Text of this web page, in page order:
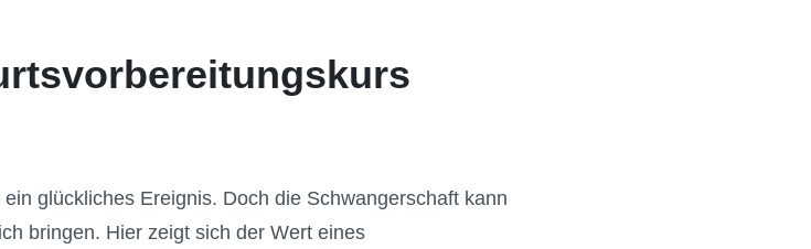
glückliches Ereignis. Doch die Schwangerschaft kann
bringen. Hier zeigt sich der Wert eines